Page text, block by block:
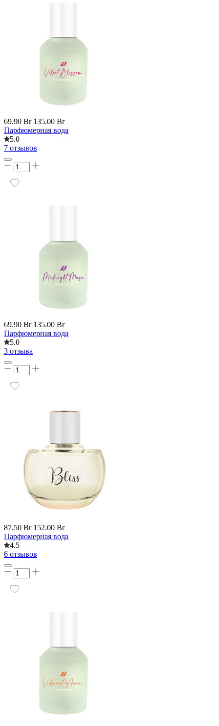
69.90 Br 135.00 Br
Парфюмерная вода
5.0
7 отзывов
69.90 Br 135.00 Br
Парфюмерная вода
5.0
3 отзыва
87.50 Br 152.00 Br
Парфюмерная вода
4.5
6 отзывов